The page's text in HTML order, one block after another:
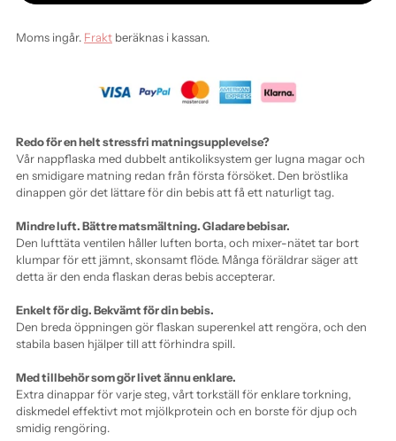
Moms ingår. Frakt beräknas i kassan.
Redo för en helt stressfri matningsupplevelse?
Vår nappflaska med dubbelt antikoliksystem ger lugna magar och
en smidigare matning redan från första försöket. Den bröstlika
dinappen gör det lättare för din bebis att få ett naturligt tag.
Mindre luft. Bättre matsmältning. Gladare bebisar.
Den lufttäta ventilen håller luften borta, och mixer-nätet tar bort
klumpar för ett jämnt, skonsamt flöde. Många föräldrar säger att
detta är den enda flaskan deras bebis accepterar.
Enkelt för dig. Bekvämt för din bebis.
Den breda öppningen gör flaskan superenkel att rengöra, och den
stabila basen hjälper till att förhindra spill.
Med tillbehör som gör livet ännu enklare.
Extra dinappar för varje steg, vårt torkställ för enklare torkning,
diskmedel effektivt mot mjölkprotein och en borste för djup och
smidig rengöring.